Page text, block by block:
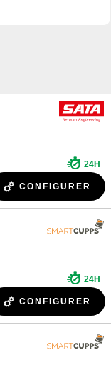
24H
CONFIGURER
24H
CONFIGURER